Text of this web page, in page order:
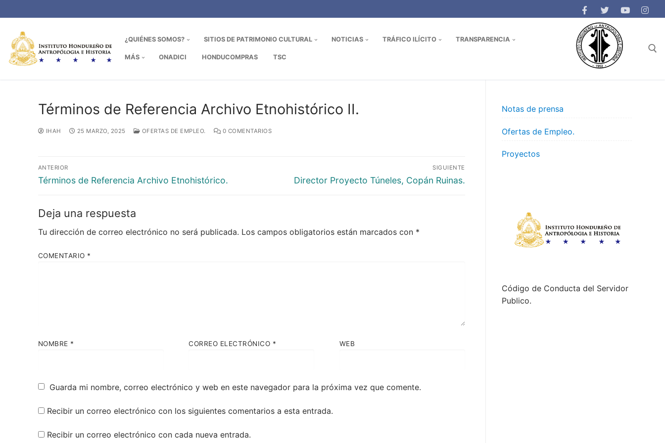
al
contenido
¿QUIÉNES SOMOS? SITIOS DE PATRIMONIO CULTURAL NOTICIAS TRÁFICO ILÍCITO TRANSPARENCIA
MÁS ONADICI HONDUCOMPRAS TSC
Términos de Referencia Archivo Etnohistórico II.
IHAH 25 MARZO, 2025 OFERTAS DE EMPLEO. 0 COMENTARIOS
Navegación
de
ANTERIOR
Entrada
Términos de Referencia Archivo Etnohistórico.
SIGUIENTE
Entrada
Director Proyecto Túneles, Copán Ruinas.
Deja una respuesta
Tu dirección de correo electrónico no será publicada. Los campos obligatorios están marcados con *
COMENTARIO *
NOMBRE * CORREO ELECTRÓNICO * WEB
Guarda mi nombre, correo electrónico y web en este navegador para la próxima vez que comente.
Recibir un correo electrónico con los siguientes comentarios a esta entrada.
Recibir un correo electrónico con cada nueva entrada.
Notas de prensa
Ofertas de Empleo.
Proyectos
Código de Conducta del Servidor
Publico.